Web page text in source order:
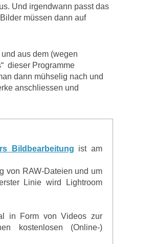
Und irgendwann passt das
müssen dann auf
aus dem (wegen
dieser Programme
dann mühselig nach und
anschliessen und
Bildbearbeitung ist am
von RAW-Dateien und um
Linie wird Lightroom
in Form von Videos zur
kostenlosen (Online-)